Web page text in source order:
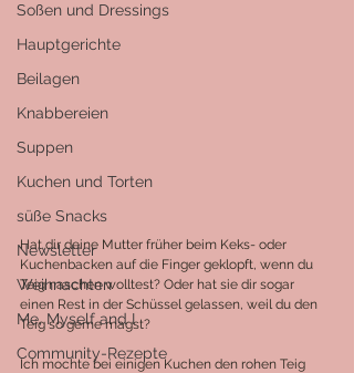
Soßen und Dressings
Hauptgerichte
Beilagen
Knabbereien
Suppen
Kuchen und Torten
süße Snacks
Newsletter
Weihnachten
Me, Myself and I
Community-Rezepte
Hat dir deine Mutter früher beim Keks- oder
Kuchenbacken auf die Finger geklopft, wenn du
Teig naschen wolltest? Oder hat sie dir sogar
einen Rest in der Schüssel gelassen, weil du den
Teig so gerne magst?
Ich mochte bei einigen Kuchen den rohen Teig